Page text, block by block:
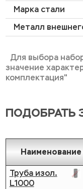
Марка стали
Металл
Для выбора
значение
комплектация"
ПОДОБРАТЬ
Наименование
Труба изол.
L1000